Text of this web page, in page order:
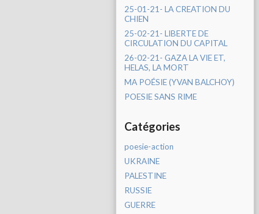
25-01-21- LA CREATION DU
CHIEN
25-02-21- LIBERTE DE
CIRCULATION DU CAPITAL
26-02-21- GAZA LA VIE ET,
HELAS, LA MORT
MA POÉSIE (YVAN BALCHOY)
POESIE SANS RIME
Catégories
poesie-action
UKRAINE
PALESTINE
RUSSIE
GUERRE